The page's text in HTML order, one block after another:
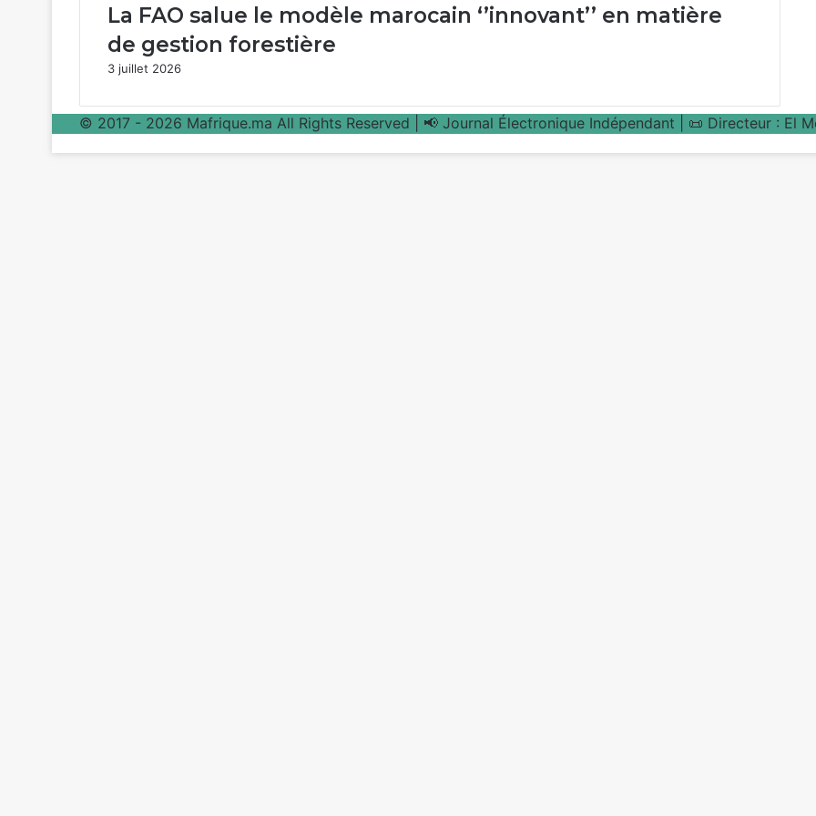
La FAO salue le modèle marocain ‘’innovant’’ en matière
de gestion forestière
3 juillet 2026
© 2017 - 2026 Mafrique.ma All Rights Reserved | 📢 Journal Électronique Indépendant | 📜 Directeur : El